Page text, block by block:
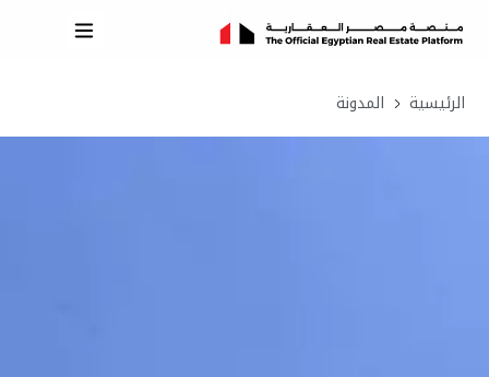
الرئيسية المدونة